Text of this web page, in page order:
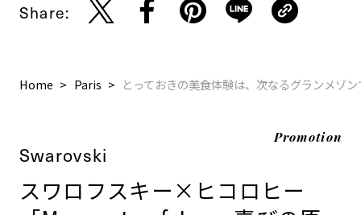
Share:
Home Paris とっておきの美食体験は、次なるグランメゾン
Promotion
Swarovski
スワロフスキー×ヒコロヒー